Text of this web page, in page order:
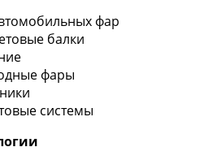
фар
балки
фары
системы